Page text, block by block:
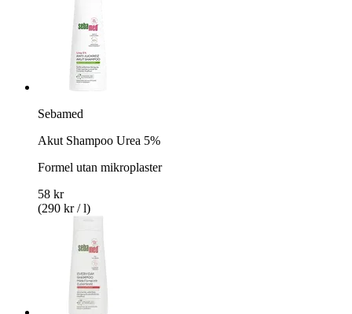
Sebamed
Akut Shampoo Urea 5%
Formel utan mikroplaster
58 kr
(290 kr / l)